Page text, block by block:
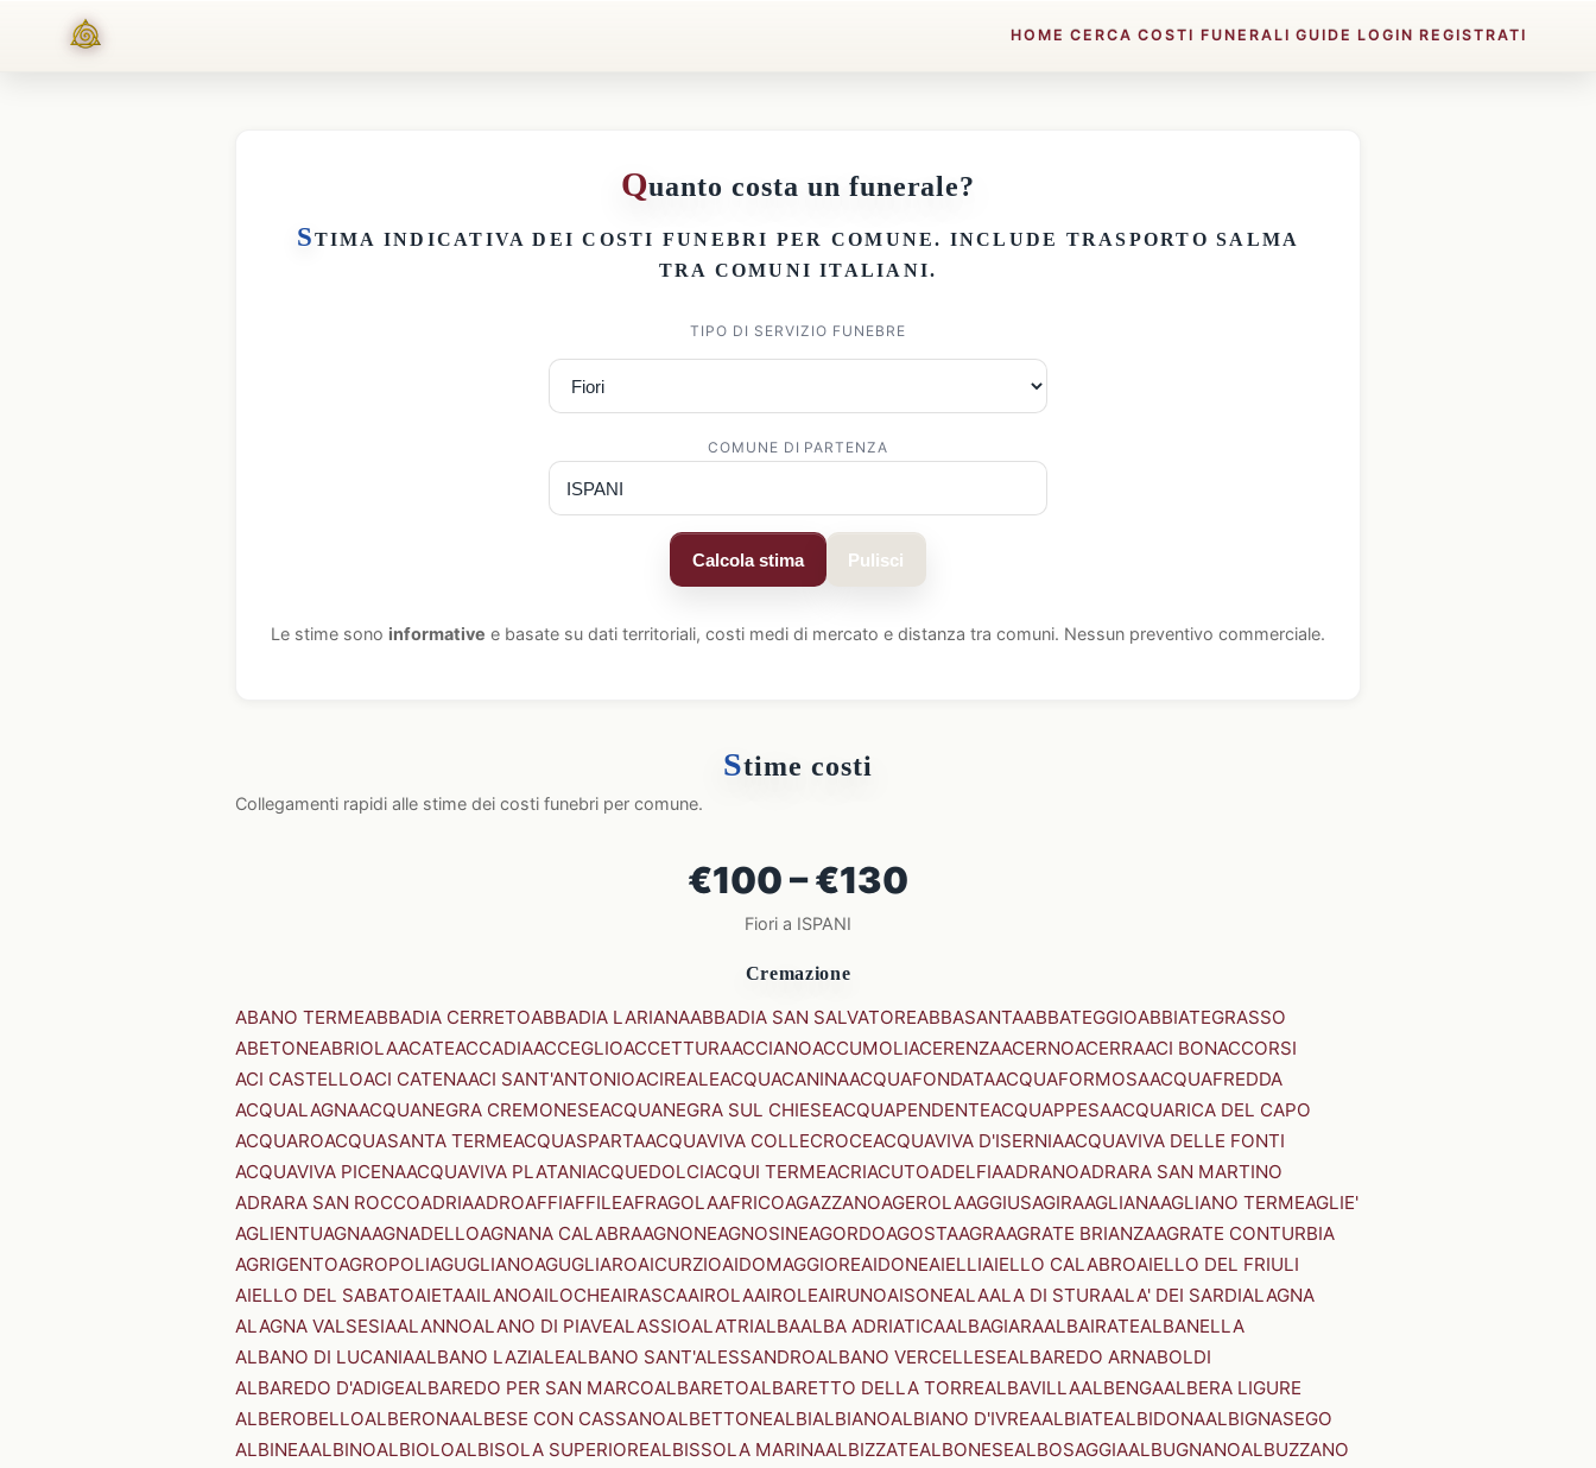
HOME CERCA COSTI FUNERALI GUIDE LOGIN REGISTRATI
Quanto costa un funerale?
STIMA INDICATIVA DEICOSTI FUNEBRI PER COMUNE. INCLUDE TRASPORTO SALMA
TRA COMUNI ITALIANI.
TIPO DI SERVIZIO FUNEBRE
COMUNE DI PARTENZA
Calcola stima Pulisci
Le stime sono informative e basate su dati territoriali, costi medi di mercato e distanza tra comuni. Nessun preventivo commerciale.
Stime costi
Collegamenti rapidi alle stime dei costi funebri per comune.
€100 – €130
Fiori a ISPANI
Cremazione
ABANO TERMEABBADIA CERRETOABBADIA LARIANAABBADIA SAN SALVATOREABBASANTAABBATEGGIOABBIATEGRASSO
ABETONEABRIOLAACATEACCADIAACCEGLIOACCETTURAACCIANOACCUMOLIACERENZAACERNOACERRAACI BONACCORSI
ACI CASTELLOACI CATENAACI SANT'ANTONIOACIREALEACQUACANINAACQUAFONDATAACQUAFORMOSAACQUAFREDDA
ACQUALAGNAACQUANEGRA CREMONESEACQUANEGRA SUL CHIESEACQUAPENDENTEACQUAPPESAACQUARICA DEL CAPO
ACQUAROACQUASANTA TERMEACQUASPARTAACQUAVIVA COLLECROCEACQUAVIVA D'ISERNIAACQUAVIVA DELLE FONTI
ACQUAVIVA PICENAACQUAVIVA PLATANIACQUEDOLCIACQUI TERMEACRIACUTOADELFIAADRANOADRARA SAN MARTINO
ADRARA SAN ROCCOADRIAADROAFFIAFFILEAFRAGOLAAFRICOAGAZZANOAGEROLAAGGIUSAGIRAAGLIANAAGLIANO TERMEAGLIE'
AGLIENTUAGNAAGNADELLOAGNANA CALABRAAGNONEAGNOSINEAGORDOAGOSTAAGRAAGRATE BRIANZAAGRATE CONTURBIA
AGRIGENTOAGROPOLIAGUGLIANOAGUGLIAROAICURZIOAIDOMAGGIOREAIDONEAIELLIAIELLO CALABROAIELLO DEL FRIULI
AIELLO DEL SABATOAIETAAILANOAILOCHEAIRASCAAIROLAAIROLEAIRUNOAISONEALAALA DI STURAALA' DEI SARDIALAGNA
ALAGNA VALSESIAALANNOALANO DI PIAVEALASSIOALATRIALBAALBA ADRIATICAALBAGIARAALBAIRATEALBANELLA
ALBANO DI LUCANIAALBANO LAZIALEALBANO SANT'ALESSANDROALBANO VERCELLESEALBAREDO ARNABOLDI
ALBAREDO D'ADIGEALBAREDO PER SAN MARCOALBARETOALBARETTO DELLA TORREALBAVILLAALBENGAALBERA LIGURE
ALBEROBELLOALBERONAALBESE CON CASSANOALBETTONEALBIALBIANOALBIANO D'IVREAALBIATEALBIDONAALBIGNASEGO
ALBINEAALBINOALBIOLOALBISOLA SUPERIOREALBISSOLA MARINAALBIZZATEALBONESEALBOSAGGIAALBUGNANOALBUZZANO